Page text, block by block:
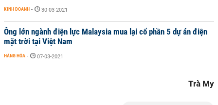
KINH DOANH - 30-03-2021
Ông lớn ngành điện lực Malaysia mua lại cổ phần 5 dự án điện
mặt trời tại Việt Nam
HÀNG HÓA - 07-03-2021
Trà My